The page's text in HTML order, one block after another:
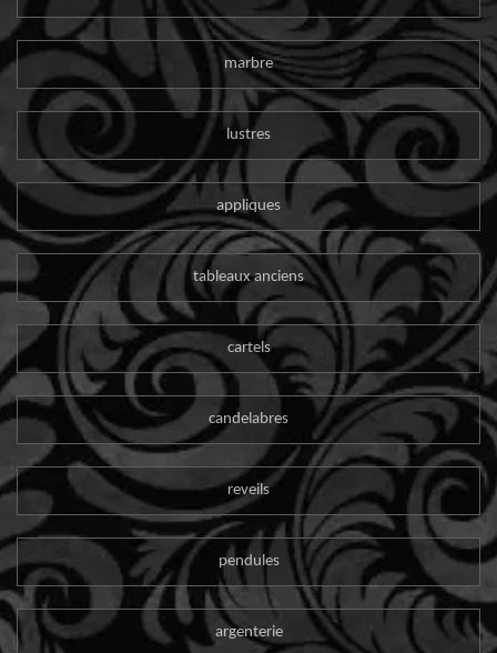
marbre
lustres
appliques
tableaux anciens
cartels
candelabres
reveils
pendules
argenterie